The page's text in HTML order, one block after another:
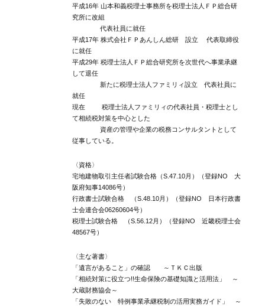
平成16年 山本和義税理士事務所を税理士法人ＦＰ総合研
究所に改組
代表社員に就任
平成17年 株式会社ＦＰあんしん総研 設立 代表取締役
に就任
平成29年 税理士法人ＦＰ総合研究所を次世代へ事業承継
して退任
新たに税理士法人ファミリィ設立 代表社員に
就任
現在 税理士法人ファミリィの代表社員・税理士とし
て相続税対策を中心とした
資産の管理や企業の税務コンサルタントとして
従事している。
〈資格〉
宅地建物取引主任者試験合格（S.47.10月）（登録NO 大
阪府知事14086号）
行政書士試験合格 （S.48.10月）（登録NO 日本行政書
士会連合会06260604号）
税理士試験合格 （S.56.12月）（登録NO 近畿税理士会
48567号）
〈主な著書〉
「遺言があること」の確認 ～ＴＫＣ出版
「相続対策に役立つ!!生命保険の基礎知識と活用法」 ～
大蔵財務協会～
「失敗のない 特例事業承継税制の活用実務ガイド」 ～